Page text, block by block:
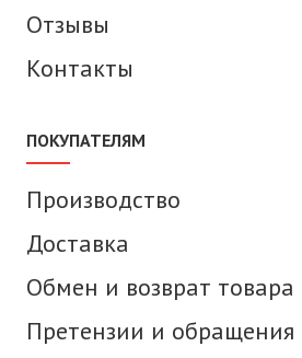
Отзывы
Контакты
ПОКУПАТЕЛЯМ
Производство
Доставка
Обмен и возврат товара
Претензии и обращения